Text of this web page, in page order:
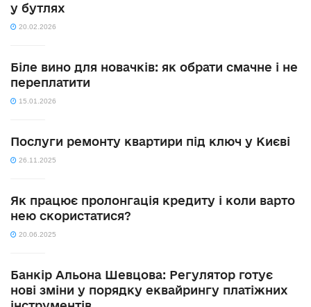
у бутлях
20.02.2026
Біле вино для новачків: як обрати смачне і не
переплатити
15.01.2026
Послуги ремонту квартири під ключ у Києві
26.11.2025
Як працює пролонгація кредиту і коли варто
нею скористатися?
20.06.2025
Банкір Альона Шевцова: Регулятор готує
нові зміни у порядку еквайрингу платіжних